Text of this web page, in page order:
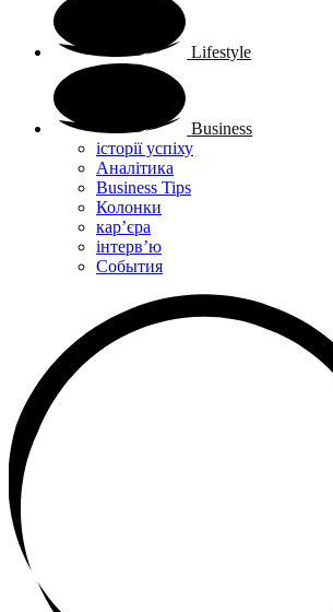
Lifestyle
Business
історії успіху
Аналітика
Business Tips
Колонки
кар’єра
інтерв’ю
Cобытия